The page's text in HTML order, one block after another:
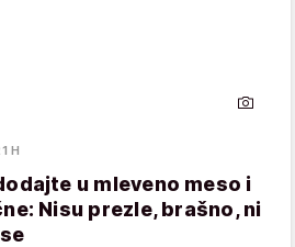
H
u mleveno meso i
Nisu prezle, brašno, ni